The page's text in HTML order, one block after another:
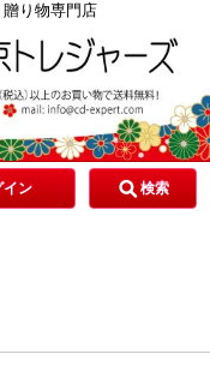
り物専門店
イン 検索
ぶ
ぶ